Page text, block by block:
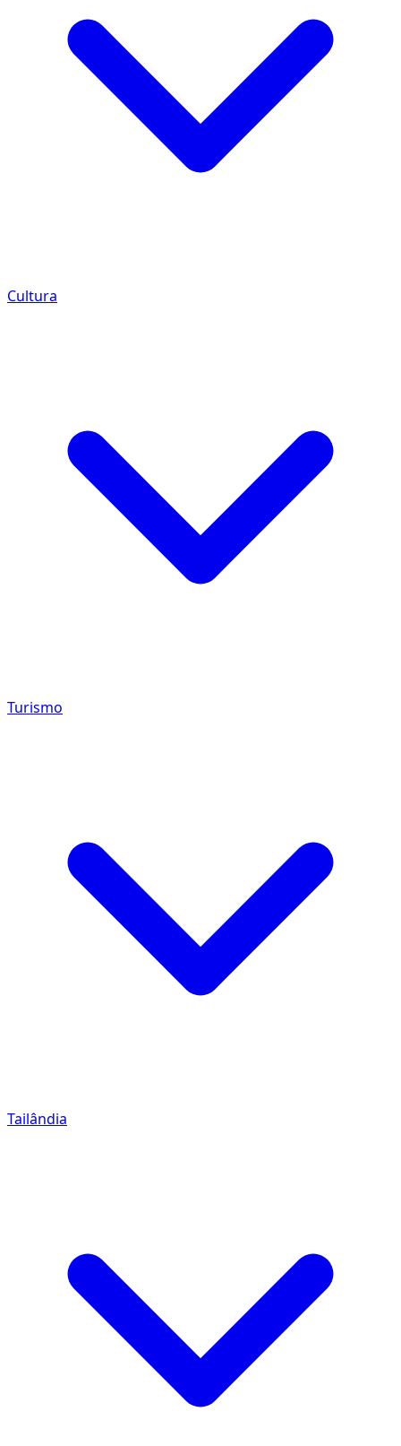
Cultura
Turismo
Tailândia